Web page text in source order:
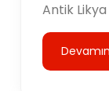
Antik Likya